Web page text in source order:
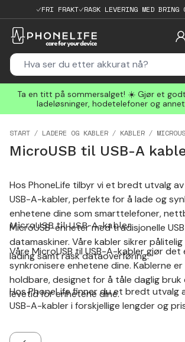
FRI FRAKT RASK LEVERING MED BRING
Ta en titt på sommersalget! ☀️ Gjør et
ladeløsninger, hodetelefoner og
START LADERE OG KABLER KABLER
MicroUSB til USB-A
Hos PhoneLife tilbyr vi et bredt utvalg av
USB-A-kabler, perfekte for å lade og
enhetene dine som smarttelefoner,
MicroUSB-enheter med tradisjonelle
datamaskiner. Våre kabler sikrer
lading samt rask dataoverføring.
MicroUSB til USB-A-kabler
Våre MicroUSB til USB-A-kabler gjør det
synkronisere enhetene dine. Kablerne
holdbare, designet for å tåle daglig bruk
levetid for enhetene dine.
Hos PhoneLife finner du et bredt utvalg
USB-A-kabler i forskjellige lengder og
for dine MicroUSB-enheter!